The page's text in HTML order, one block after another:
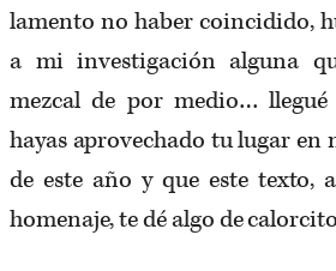
lamento no haber coincidido,
a mi investigación alguna
mezcal de por medio… llegué
hayas aprovechado tu lugar en
de este año y que este texto,
homenaje, te dé algo de